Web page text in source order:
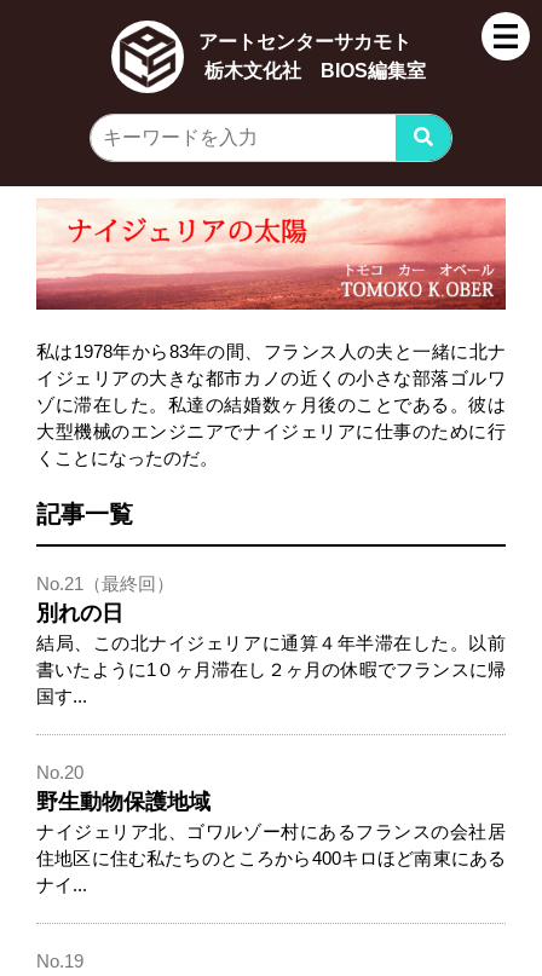
アートセンターサカモト
栃木文化社 BIOS編集室
私は1978年から83年の間、フランス人の夫と一緒に北ナ
イジェリアの大きな都市カノの近くの小さな部落ゴルワ
ゾに滞在した。私達の結婚数ヶ月後のことである。彼は
大型機械のエンジニアでナイジェリアに仕事のために行
くことになったのだ。
記事一覧
No.21（最終回）
別れの日
結局、この北ナイジェリアに通算４年半滞在した。以前
書いたように1０ヶ月滞在し２ヶ月の休暇でフランスに帰
国す...
No.20
野生動物保護地域
ナイジェリア北、ゴワルゾー村にあるフランスの会社居
住地区に住む私たちのところから400キロほど南東にある
ナイ...
No.19